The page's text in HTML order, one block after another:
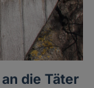
die Täter